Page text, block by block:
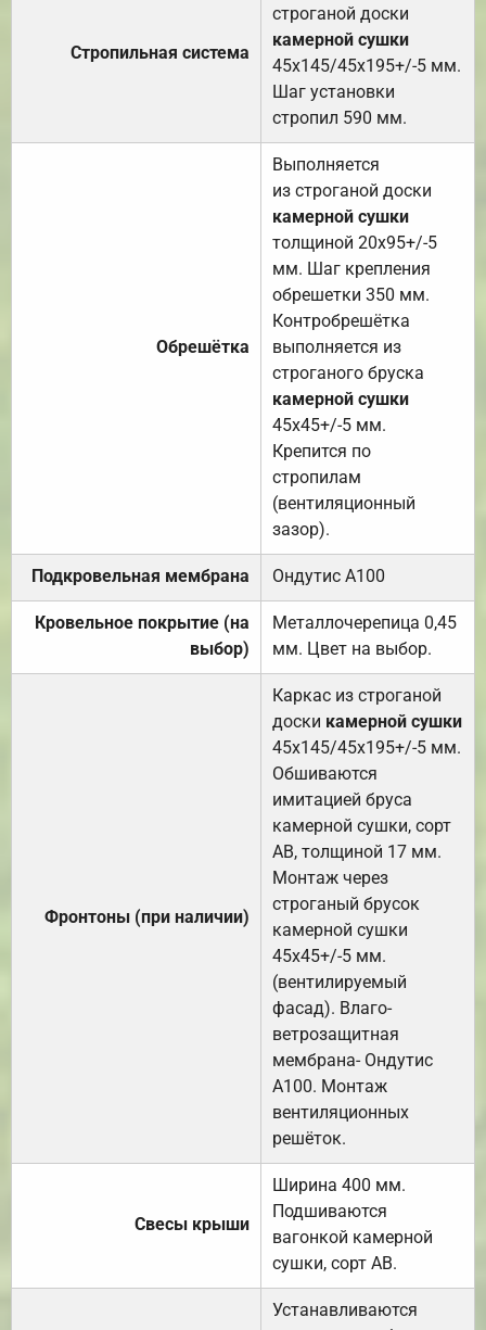
Стропильная система
строганой доски
камерной сушки
45х145/45х195+/-5 мм.
Шаг установки
стропил 590 мм.
Обрешётка
Выполняется
из строганой доски
камерной сушки
толщиной 20х95+/-5
мм. Шаг крепления
обрешетки 350 мм.
Контробрешётка
выполняется из
строганого бруска
камерной сушки
45х45+/-5 мм.
Крепится по
стропилам
(вентиляционный
зазор).
Подкровельная мембрана Ондутис А100
Кровельное покрытие (на
выбор)
Металлочерепица 0,45
мм. Цвет на выбор.
Фронтоны (при наличии)
Каркас из строганой
доски камерной сушки
45х145/45х195+/-5 мм.
Обшиваются
имитацией бруса
камерной сушки, сорт
АВ, толщиной 17 мм.
Монтаж через
строганый брусок
камерной сушки
45х45+/-5 мм.
(вентилируемый
фасад). Влаго-
ветрозащитная
мембрана- Ондутис
А100. Монтаж
вентиляционных
решёток.
Свесы крыши
Ширина 400 мм.
Подшиваются
вагонкой камерной
сушки, сорт АВ.
Устанавливаются